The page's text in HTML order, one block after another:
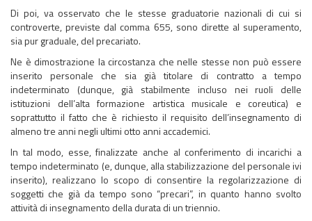
Di poi, va osservato che le stesse graduatorie nazionali di cui si
controverte, previste dal comma 655, sono dirette al superamento,
sia pur graduale, del precariato.
Ne è dimostrazione la circostanza che nelle stesse non può essere
inserito personale che sia già titolare di contratto a tempo
indeterminato (dunque, già stabilmente incluso nei ruoli delle
istituzioni dell’alta formazione artistica musicale e coreutica) e
soprattutto il fatto che è richiesto il requisito dell’insegnamento di
almeno tre anni negli ultimi otto anni accademici.
In tal modo, esse, finalizzate anche al conferimento di incarichi a
tempo indeterminato (e, dunque, alla stabilizzazione del personale ivi
inserito), realizzano lo scopo di consentire la regolarizzazione di
soggetti che già da tempo sono “precari”, in quanto hanno svolto
attività di insegnamento della durata di un triennio.